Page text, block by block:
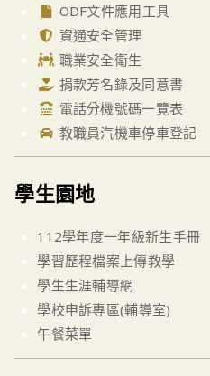
ODF文件應用工具
資通安全管理
職業安全衛生
捐款芳名錄及同意書
電話分機號碼一覽表
教職員汽機車停車登記
學生園地
112學年度一年級新生手冊
學習歷程檔案上傳教學
學生生涯輔導網
學校申訴專區(輔導室)
午餐菜單